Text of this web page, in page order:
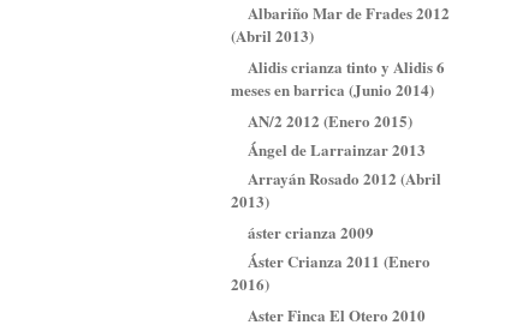
Albariño Mar de Frades 2012
(Abril 2013)
Alidis crianza tinto y Alidis 6
meses en barrica (Junio 2014)
AN/2 2012 (Enero 2015)
Ángel de Larrainzar 2013
Arrayán Rosado 2012 (Abril
2013)
áster crianza 2009
Áster Crianza 2011 (Enero
2016)
Aster Finca El Otero 2010